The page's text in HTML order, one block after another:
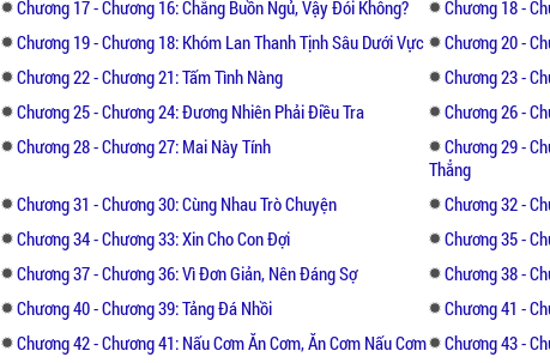
Chương 17 - Chương 16: Chẳng Buồn Ngủ, Vậy Đói Không?
Chương 18 -
Chương 19 - Chương 18: Khóm Lan Thanh Tịnh Sâu Dưới Vực
Chương 20 -
Chương 22 - Chương 21: Tấm Tình Nàng
Chương 23 -
Chương 25 - Chương 24: Đương Nhiên Phải Điều Tra
Chương 26 -
Chương 28 - Chương 27: Mai Này Tính
Chương 29 -
Thẳng
Chương 31 - Chương 30: Cùng Nhau Trò Chuyện
Chương 32 -
Chương 34 - Chương 33: Xin Cho Con Đợi
Chương 35 -
Chương 37 - Chương 36: Vì Đơn Giản, Nên Đáng Sợ
Chương 38 -
Chương 40 - Chương 39: Tảng Đá Nhồi
Chương 41 -
Chương 42 - Chương 41: Nấu Cơm Ăn Cơm, Ăn Cơm Nấu Cơm
Chương 43 -